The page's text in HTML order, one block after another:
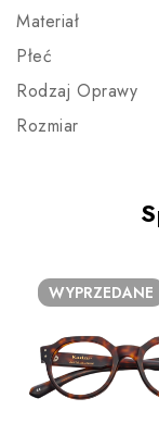
Materiał
Płeć
Rodzaj Oprawy
Rozmiar
WYPRZEDANE